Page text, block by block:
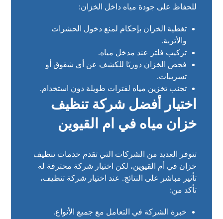
للحفاظ على جودة مياه داخل الخزان:
تغطية الخزان بإحكام لمنع دخول الحشرات
والأتربة.
تركيب فلتر عند مدخل مياه.
فحص الخزان دوريًا للكشف عن أي شقوق أو
تسريبات.
تجنب تخزين مياه لفترات طويلة دون استخدام.
اختيار أفضل شركة تنظيف
خزان مياه في ام القيوين
تتوفر العديد من الشركات التي تقدم خدمات تنظيف
خزان في أم القيوين، لكن اختيار شركة محترفة له
تأثير مباشر على النتائج. عند اختيار شركة تنظيف،
تأكد من:
خبرة الشركة في التعامل مع جميع الأنواع.